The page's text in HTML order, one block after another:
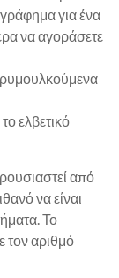
για ένα
να αγοράσετε
ρυμουλκούμενα
ελβετικό
από
να είναι
Το
τον αριθμό